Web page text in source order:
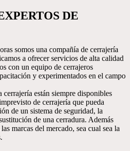
DE
somos una compañía de cerrajería
a ofrecer servicios de alta calidad
con un equipo de cerrajeros
y experimentados en el campo
cerrajería están siempre disponibles
de cerrajería que pueda
de un sistema de seguridad, la
de una cerradura. Además
marcas del mercado, sea cual sea la